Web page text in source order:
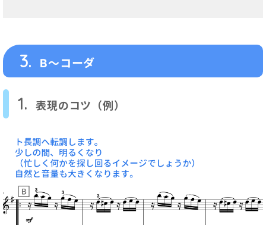
3. B～コーダ
1. 表現のコツ（例）